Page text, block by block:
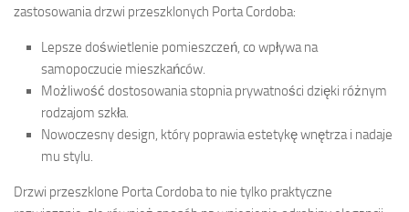
zastosowania drzwi przeszklonych Porta Cordoba:
Lepsze doświetlenie pomieszczeń, co wpływa na
samopoczucie mieszkańców.
Możliwość dostosowania stopnia prywatności dzięki różnym
rodzajom szkła.
Nowoczesny design, który poprawia estetykę wnętrza i nadaje
mu stylu.
Drzwi przeszklone Porta Cordoba to nie tylko praktyczne